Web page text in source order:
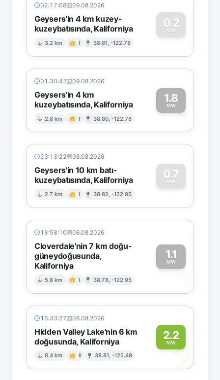
02:17:08 09.08.2026
Geysers'in 4 km kuzey-
kuzeybatısında, Kaliforniya
3.2 km I 38.81, -122.78
0.2
MW
0
01:30:42 09.08.2026
Geysers'in 4 km
kuzeybatısında, Kaliforniya
2.8 km I 38.80, -122.78
1.8
MW1
23:13:22 08.08.2026
Geysers'in 10 km batı-
kuzeybatısında, Kaliforniya
2.7 km I 38.82, -122.85
0.7
MW
0
18:58:10 08.08.2026
Cloverdale'nin 7 km doğu-
güneydoğusunda,
Kaliforniya
5.8 km I 38.78, -122.95
1.1
MW
1
16:33:27 08.08.2026
Hidden Valley Lake'nin 6 km
doğusunda, Kaliforniya
8.4 km II 38.81, -122.49
2.2
MW2